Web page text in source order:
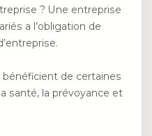
? Une entreprise
a l’obligation de
de certaines
santé, la prévoyance et